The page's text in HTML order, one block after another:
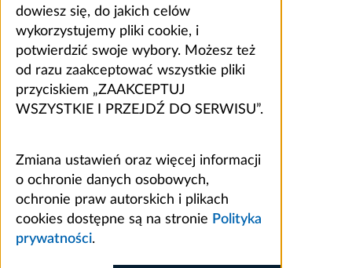
dowiesz się, do jakich celów
wykorzystujemy pliki cookie, i
potwierdzić swoje wybory. Możesz też
od razu zaakceptować wszystkie pliki
przyciskiem „ZAAKCEPTUJ
WSZYSTKIE I PRZEJDŹ DO SERWISU”.
Zmiana ustawień oraz więcej informacji
o ochronie danych osobowych,
ochronie praw autorskich i plikach
cookies dostępne są na stronie Polityka
prywatności.